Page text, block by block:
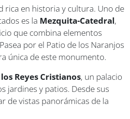
rica en historia y cultura. Uno de
es la Mezquita-Catedral,
que combina elementos
por el Patio de los Naranjos
única de este monumento.
Reyes Cristianos, un palacio
jardines y patios. Desde sus
de vistas panorámicas de la